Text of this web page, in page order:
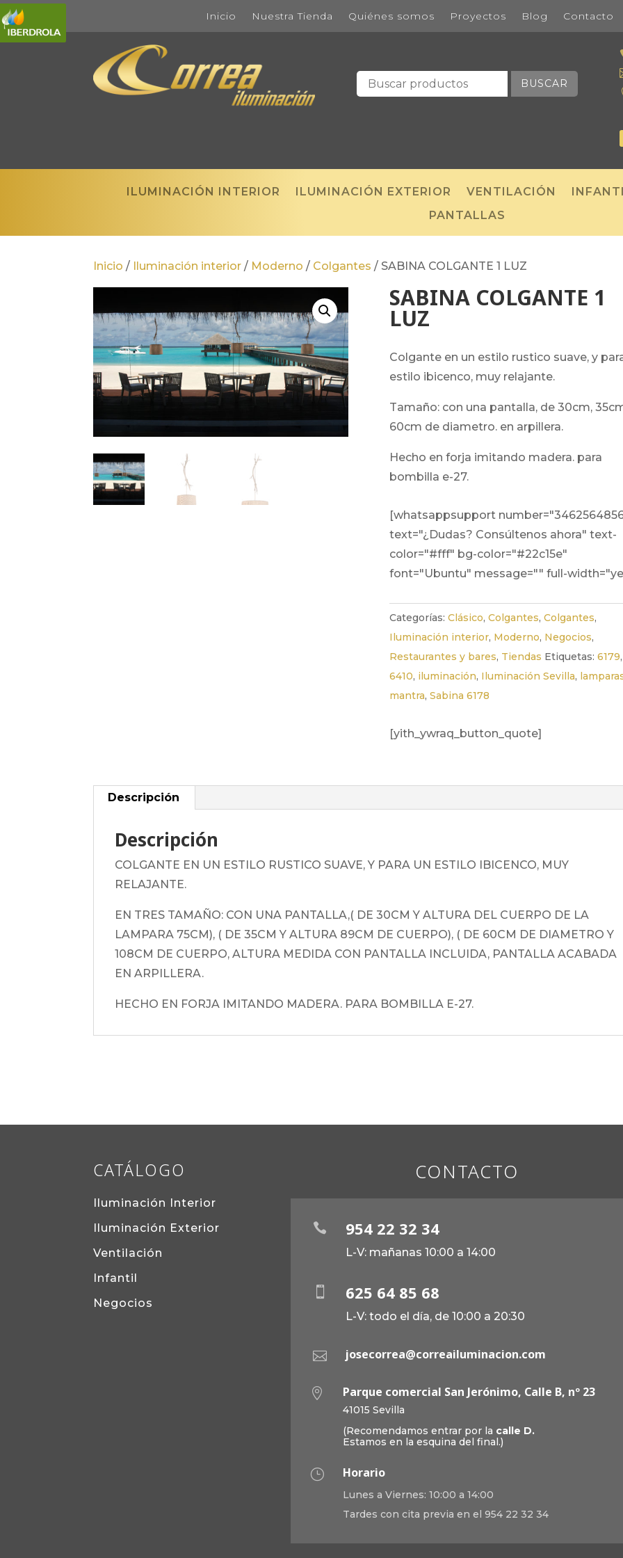
Inicio Nuestra Tienda Quiénes somos Proyectos Blog Contacto
BUSCAR
ILUMINACIÓN INTERIOR ILUMINACIÓN EXTERIOR VENTILACIÓN
PANTALLAS
Inicio / Iluminación interior / Moderno / Colgantes / SABINA COLGANTE 1 LUZ
SABINA COLGANTE 1
LUZ
colgante en un estilo rustico suave, y para un
estilo ibicenco, muy relajante.
tamaño: con una pantalla, de 30cm, 35cm,
60cm de diametro. en arpillera.
hecho en forja imitando madera. para
bombilla e-27.
[whatsappsupport
text="¿Dudas? Consúltenos ahora" text-
color="#fff" bg-color="#22c15e"
font="Ubuntu" message="" full-
Categorías: Clásico, Colgantes, Colgantes,
Iluminación interior, Moderno, Negocios,
Restaurantes y bares, Tiendas Etiquetas: 6179,
6410, iluminación, Iluminación Sevilla,
mantra, Sabina 6178
[yith_ywraq_button_quote]
Descripción
Descripción
COLGANTE EN UN ESTILO RUSTICO SUAVE, Y PARA UN ESTILO IBICENCO, MUY
RELAJANTE.
EN TRES TAMAÑO: CON UNA PANTALLA,( DE 30CM Y ALTURA DEL CUERPO DE LA
LAMPARA 75CM), ( DE 35CM Y ALTURA 89CM DE CUERPO), ( DE 60CM DE DIAMETRO Y
108CM DE CUERPO, ALTURA MEDIDA CON PANTALLA INCLUIDA, PANTALLA ACABADA
EN ARPILLERA.
HECHO EN FORJA IMITANDO MADERA. PARA BOMBILLA E-27.
CATÁLOGO
Iluminación Interior
Iluminación Exterior
Ventilación
Infantil
Negocios
CONTACTO
 954 22 32 34
L-V: mañanas 10:00 a 14:00
 625 64 85 68
L-V: todo el día, de 10:00 a 20:30
 josecorrea@correailuminacion.com
 Parque comercial San Jerónimo, Calle B, nº 23
41015 Sevilla
(Recomendamos entrar por la calle D.
Estamos en la esquina del final.)
} Horario
Lunes a Viernes: 10:00 a 14:00
Tardes con cita previa en el 954 22 32 34